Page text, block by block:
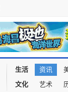
生活 资讯
文化
艺术